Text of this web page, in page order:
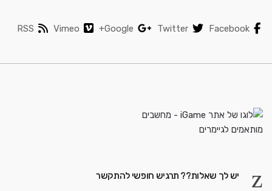
Facebook
Twitter
Google+
Vimeo
RSS
יש לך שאלות?? תרגיש חופשי להתקשר